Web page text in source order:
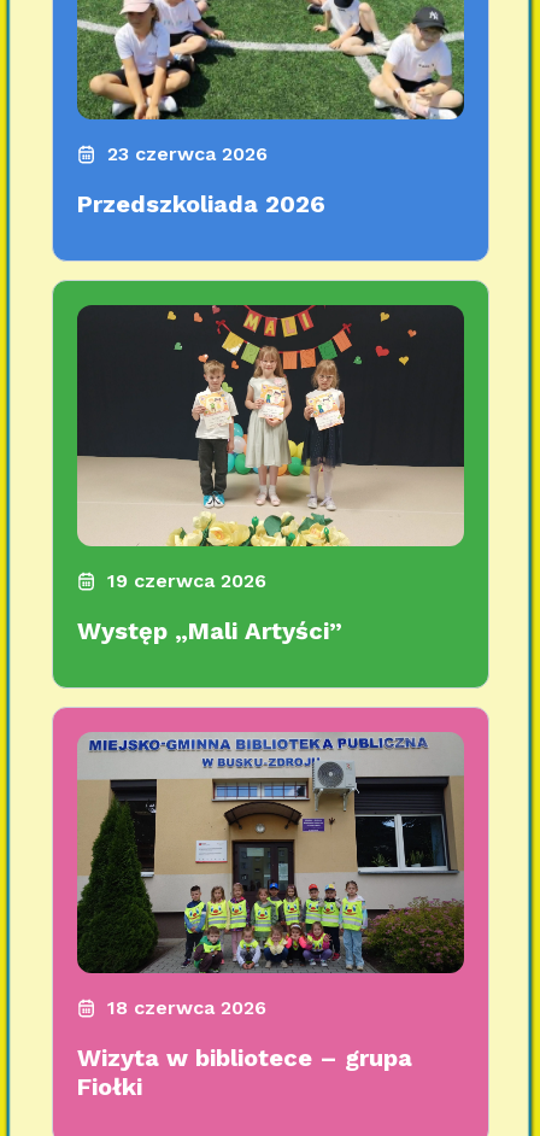
23 czerwca 2026
Przedszkoliada 2026
19 czerwca 2026
Występ „Mali Artyści”
18 czerwca 2026
Wizyta w bibliotece – grupa
Fiołki